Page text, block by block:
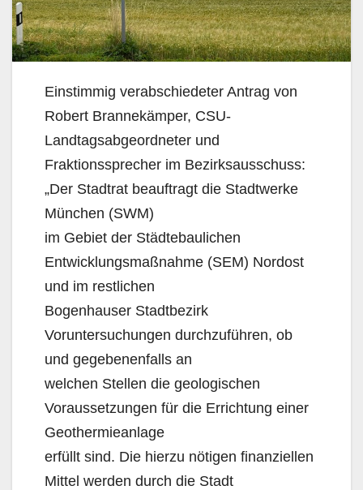
Einstimmig verabschiedeter Antrag von
Robert Brannekämper, CSU-
Landtagsabgeordneter und
Fraktionssprecher im Bezirksausschuss:
„Der Stadtrat beauftragt die Stadtwerke
München (SWM)
im Gebiet der Städtebaulichen
Entwicklungsmaßnahme (SEM) Nordost
und im restlichen
Bogenhauser Stadtbezirk
Voruntersuchungen durchzuführen, ob
und gegebenenfalls an
welchen Stellen die geologischen
Voraussetzungen für die Errichtung einer
Geothermieanlage
erfüllt sind. Die hierzu nötigen finanziellen
Mittel werden durch die Stadt